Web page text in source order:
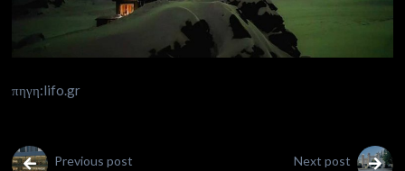
πηγη:lifo.gr
Previous post Next post